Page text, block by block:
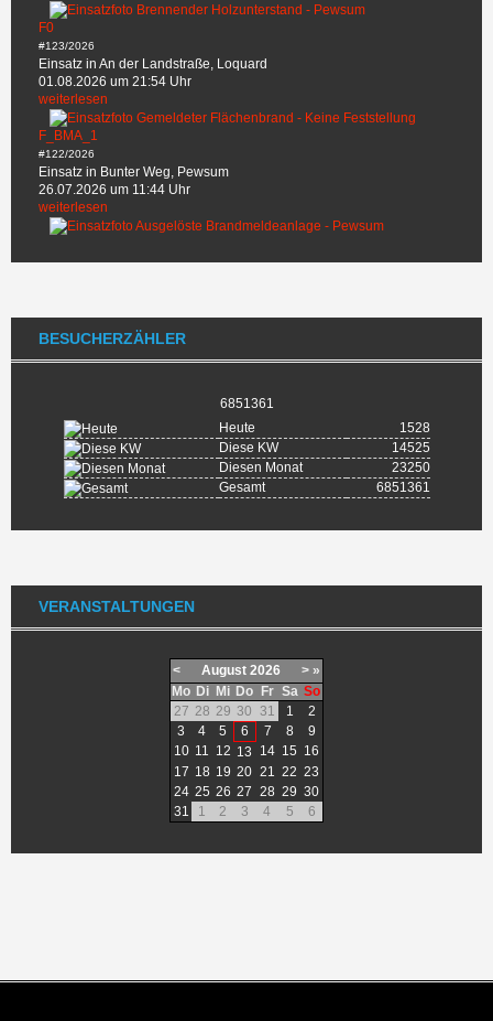
F0
#123/2026
Einsatz in An der Landstraße, Loquard
01.08.2026 um 21:54 Uhr
weiterlesen
F_BMA_1
#122/2026
Einsatz in Bunter Weg, Pewsum
26.07.2026 um 11:44 Uhr
weiterlesen
BESUCHERZÄHLER
6851361
Heute
1528
Diese KW
14525
Diesen Monat
23250
Gesamt
6851361
VERANSTALTUNGEN
< August 2026 > »
Mo Di Mi Do Fr Sa So
27 28 29 30 31 1
2
3
4 5 6 7 8
9
10 11 12 13 14 15 16
17 18 19 20 21 22 23
24 25 26 27 28 29 30
31
1 2 3 4 5 6